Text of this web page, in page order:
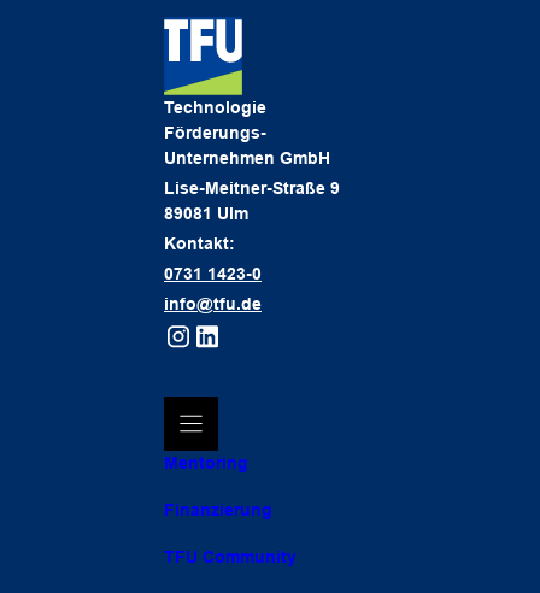
Technologie
Förderungs-
Unternehmen GmbH
Lise-Meitner-Straße 9
89081 Ulm
Kontakt:
0731 1423-0
info@tfu.de
Mentoring
Finanzierung
TFU Community